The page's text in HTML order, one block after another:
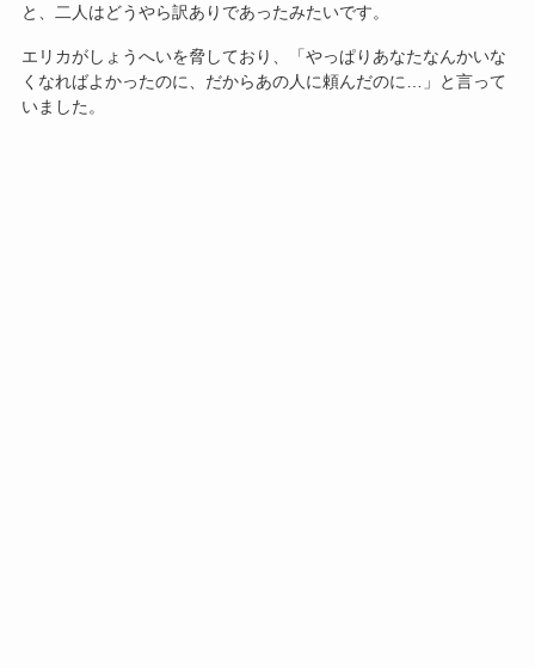
と、二人はどうやら訳ありであったみたいです。
エリカがしょうへいを脅しており、「やっぱりあなたなんかいな
くなればよかったのに、だからあの人に頼んだのに…」と言って
いました。